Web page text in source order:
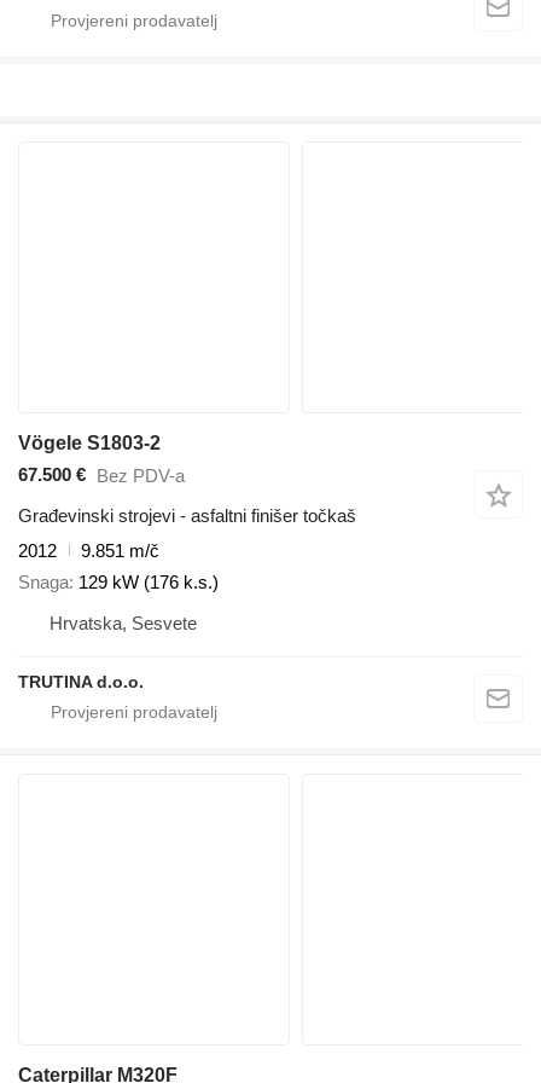
Vögele S1803-2
67.500 € Bez PDV-a
Građevinski strojevi - asfaltni finišer točkaš
2012
9.851 m/č
Snaga 129 kW (176 k.s.)
Hrvatska, Sesvete
TRUTINA d.o.o.
Caterpillar M320F